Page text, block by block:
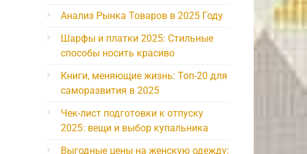
Анализ Рынка Товаров в 2025 Году
Шарфы и платки 2025: Стильные
способы носить красиво
Книги, меняющие жизнь: Топ-20 для
саморазвития в 2025
Чек-лист подготовки к отпуску
2025: вещи и выбор купальника
Выгодные цены на женскую одежду: